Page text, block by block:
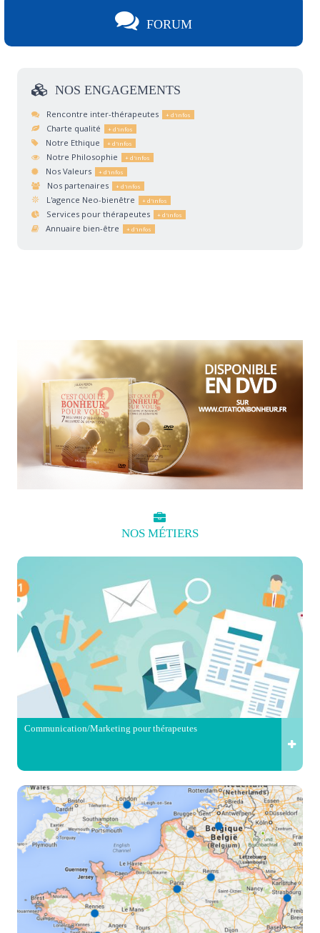
FORUM
NOS ENGAGEMENTS
Rencontre inter-thérapeutes
Charte qualité
Notre Ethique
Notre Philosophie
Nos Valeurs
Nos partenaires
L'agence Neo-bienêtre
Services pour thérapeutes
Annuaire bien-être
NOS MÉTIERS
Communication/Marketing pour thérapeutes